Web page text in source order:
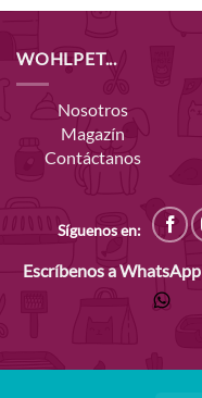
WOHLPET...
Nosotros
Magazín
Contáctanos
Síguenos en:
Escríbenos a WhatsApp